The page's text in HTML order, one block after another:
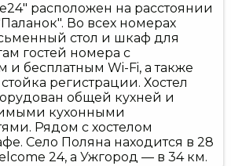
расположен на расстоянии
Во всех номерах
стол и шкаф для
гостей номера с
бесплатным Wi-Fi, а также
регистрации. Хостел
общей кухней и
кухонными
Рядом с хостелом
Село Поляна находится в 28
24, а Ужгород — в 34 км.